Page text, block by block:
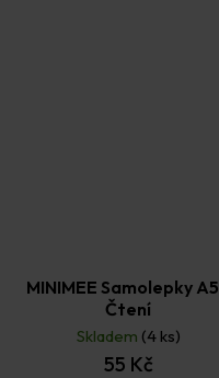
MINIMEE Samolepky
Čtení
Skladem (4 ks)
55 Kč